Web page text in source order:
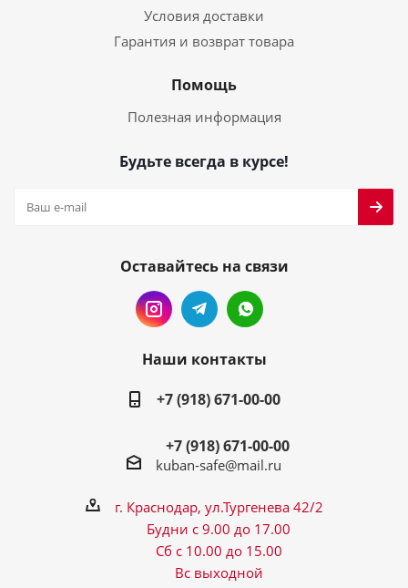
Условия доставки
Гарантия и возврат товара
Помощь
Полезная информация
Будьте всегда в курсе!
Оставайтесь на связи
Наши контакты
+7 (918) 671-00-00
+7 (918) 671-00-00
kuban-safe@mail.ru
г. Краснодар, ул.Тургенева 42/2
Будни с 9.00 до 17.00
Сб с 10.00 до 15.00
Вс выходной